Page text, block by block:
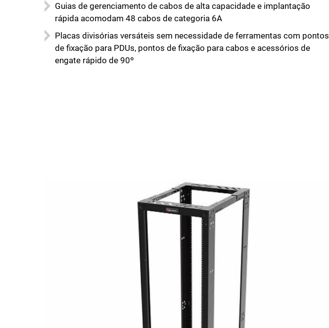
Guias de gerenciamento de cabos de alta capacidade e implantação
rápida acomodam 48 cabos de categoria 6A
Placas divisórias versáteis sem necessidade de ferramentas com pontos
de fixação para PDUs, pontos de fixação para cabos e acessórios de
engate rápido de 90º